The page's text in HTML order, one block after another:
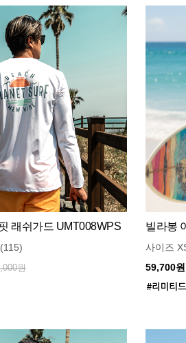
래쉬가드 UMT008WPS
원
빌라봉
사이즈
59,700원